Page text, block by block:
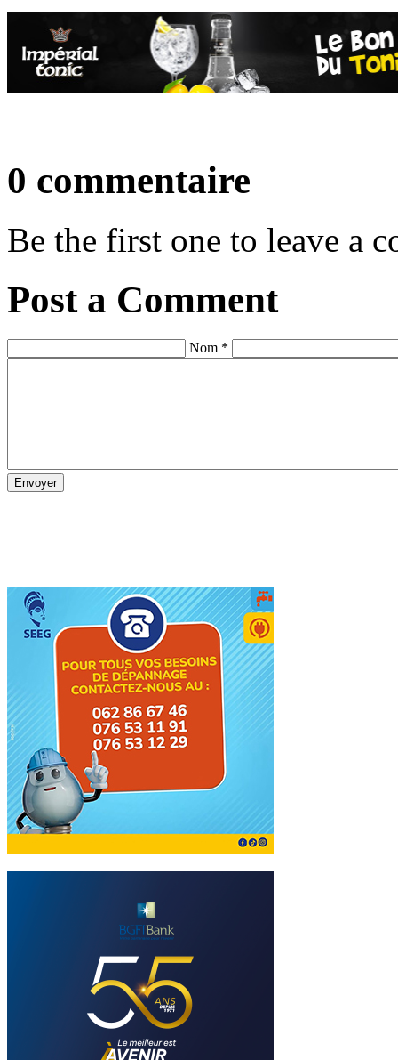
0 commentaire
Be the first one to leave a
Post a Comment
Nom *